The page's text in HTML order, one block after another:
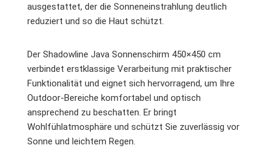
ausgestattet, der die Sonneneinstrahlung deutlich
reduziert und so die Haut schützt.
Der Shadowline Java Sonnenschirm 450×450 cm
verbindet erstklassige Verarbeitung mit praktischer
Funktionalität und eignet sich hervorragend, um Ihre
Outdoor-Bereiche komfortabel und optisch
ansprechend zu beschatten. Er bringt
Wohlfühlatmosphäre und schützt Sie zuverlässig vor
Sonne und leichtem Regen.